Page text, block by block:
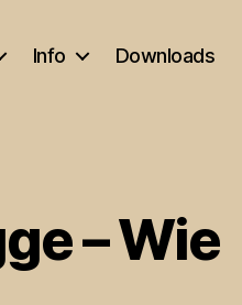
Info Downloads
– Wie